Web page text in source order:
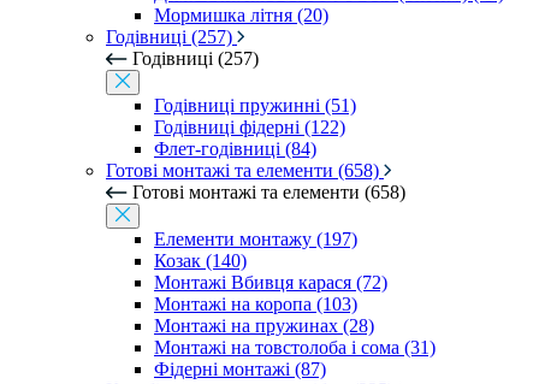
Мормишка літня (20)
Годівниці (257)
Годівниці (257)
Годівниці пружинні (51)
Годівниці фідерні (122)
Флет-годівниці (84)
Готові монтажі та елементи (658)
Готові монтажі та елементи (658)
Елементи монтажу (197)
Козак (140)
Монтажі Вбивця карася (72)
Монтажі на коропа (103)
Монтажі на пружинах (28)
Монтажі на товстолоба і сома (31)
Фідерні монтажі (87)